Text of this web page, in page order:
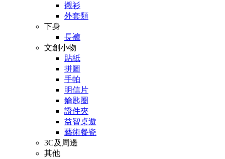
襯衫
外套類
下身
長褲
文創小物
貼紙
拼圖
手帕
明信片
鑰匙圈
證件夾
益智桌遊
藝術餐瓷
3C及周邊
其他